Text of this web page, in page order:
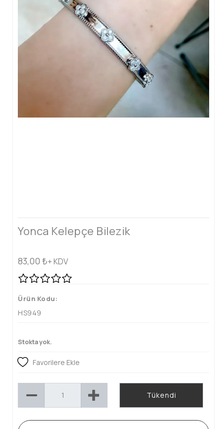
Yonca Kelepçe Bilezik
83,00 ₺+ KDV
Ürün Kodu:
HS949
Stokta yok.
Favorilere Ekle
Tükendi